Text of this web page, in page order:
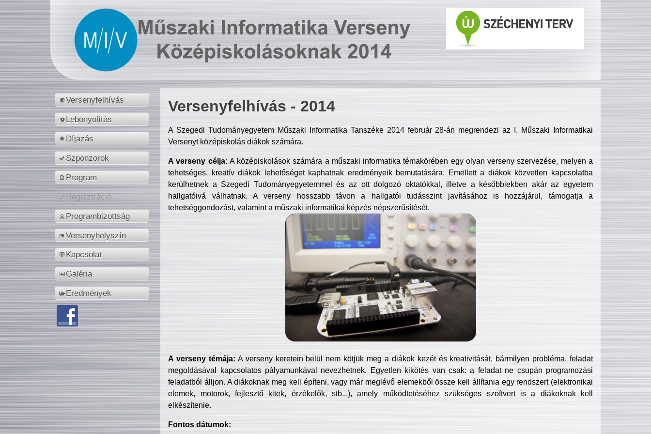
Versenyfelhívás
Lebonyolítás
Díjazás
Szponzorok
Program
Regisztráció
Programbizottság
Versenyhelyszín
Kapcsolat
Galéria
Eredmények
Versenyfelhívás - 2014
A Szegedi Tudományegyetem Műszaki Informatika Tanszéke 2014 február 28-án megrendezi az I. Műszaki Informatikai
Versenyt középiskolás diákok számára.
A verseny célja: A középiskolások számára a műszaki informatika témakörében egy olyan verseny szervezése, melyen a
tehetséges, kreatív diákok lehetőséget kaphatnak eredményeik bemutatására. Emellett a diákok közvetlen kapcsolatba
kerülhetnek a Szegedi Tudományegyetemmel és az ott dolgozó oktatókkal, illetve a későbbiekben akár az egyetem
hallgatóivá válhatnak. A verseny hosszabb távon a hallgatói tudásszint javításához is hozzájárul, támogatja a
tehetséggondozást, valamint a műszaki informatikai képzés népszerűsítését.
A verseny témája: A verseny keretein belül nem kötjük meg a diákok kezét és kreativitását, bármilyen probléma, feladat
megoldásával kapcsolatos pályamunkával nevezhetnek. Egyetlen kikötés van csak: a feladat ne csupán programozási
feladatból álljon. A diákoknak meg kell építeni, vagy már meglévő elemekből össze kell állítania egy rendszert (elektronikai
elemek, motorok, fejlesztő kitek, érzékelők, stb...), amely működtetéséhez szükséges szoftvert is a diákoknak kell
elkészítenie.
Fontos dátumok: